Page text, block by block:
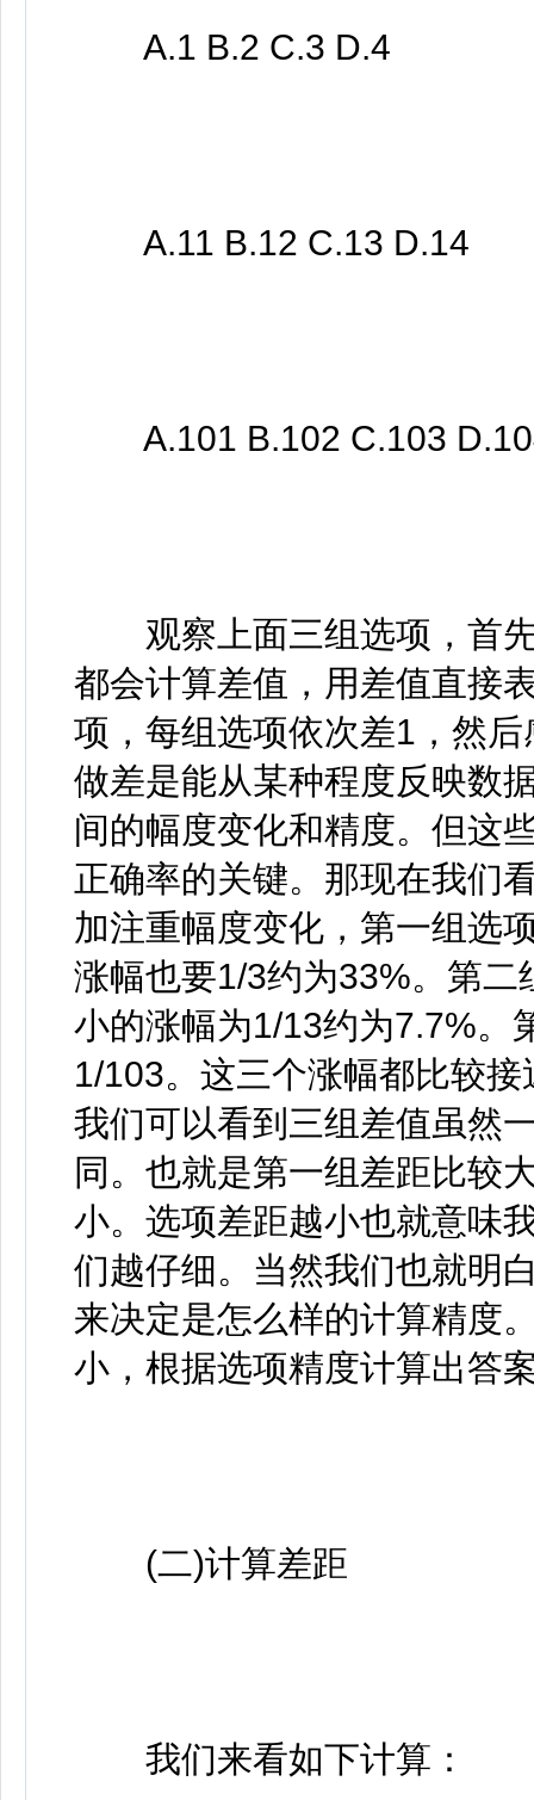
A.1 B.2 C.3 D.4
A.11 B.12 C.13 D.14
A.101 B.102 C.103
观察上面三组选项，首先
都会计算差值，用差值直接
项，每组选项依次差1，然
做差是能从某种程度反映数
间的幅度变化和精度。但这
正确率的关键。那现在我们
加注重幅度变化，第一组选
涨幅也要1/3约为33%。第
小的涨幅为1/13约为7.7%。
1/103。这三个涨幅都比较
我们可以看到三组差值虽然
同。也就是第一组差距比较
小。选项差距越小也就意味
们越仔细。当然我们也就明
来决定是怎么样的计算精度
小，根据选项精度计算出答
(二)计算差距
我们来看如下计算：